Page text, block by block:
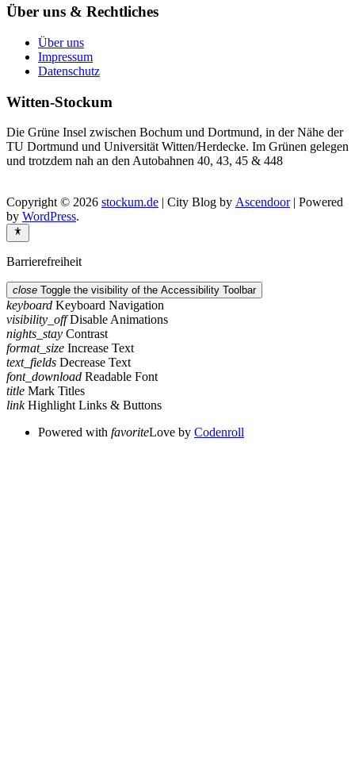
Über uns & Rechtliches
Über uns
Impressum
Datenschutz
Witten-Stockum
Die Grüne Insel zwischen Bochum und Dortmund, in der Nähe der
TU Dortmund und Universität Witten/Herdecke. Im Grünen gelegen
und trotzdem nah an den Autobahnen 40, 43, 45 & 448
Copyright © 2026 stockum.de | City Blog by Ascendoor| Powered
by WordPress.
Barrierefreiheit
close Toggle the visibility of the Accessibility Toolbar
keyboard Keyboard Navigation
visibility_off Disable Animations
nights_stay Contrast
format_size Increase Text
text_fields Decrease Text
font_download Readable Font
title Mark Titles
link Highlight Links & Buttons
Powered with favoriteLove by Codenroll